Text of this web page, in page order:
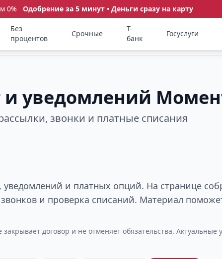
0% Одобрение за 5 минут • Деньги сразу на карту
Без
процентов
Срочные
Т-
банк
Госуслуги
и уведомлений
звонки и платные списания
и платных опций. На странице
и проверка списаний. Материал
договор и не отменяет обязательства.